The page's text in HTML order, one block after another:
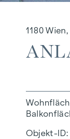
1180
Objekt-ID: